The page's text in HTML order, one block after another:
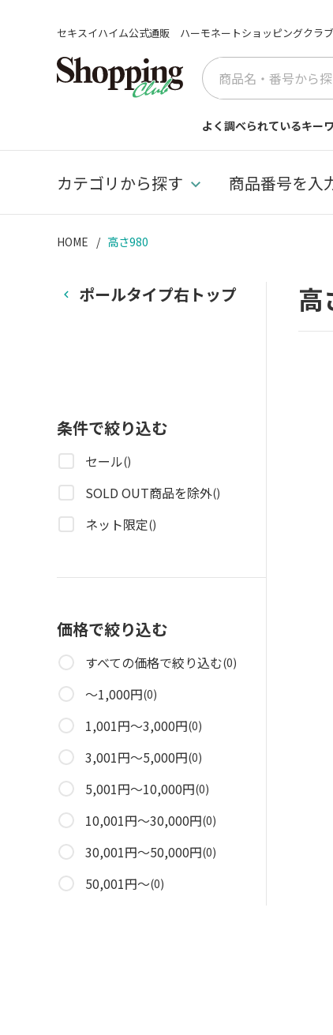
セキスイハイム公式通販 ハーモネートショッピングクラブ
よく調べられているキー
カテゴリから探す 商品番号を入
HOME 高さ980
高
ポールタイプ右トップ
条件で絞り込む
セール()
SOLD OUT商品を除外()
ネット限定()
価格で絞り込む
すべての価格で絞り込む(0)
～1,000円(0)
1,001円～3,000円(0)
3,001円～5,000円(0)
5,001円～10,000円(0)
10,001円～30,000円(0)
30,001円～50,000円(0)
50,001円～(0)